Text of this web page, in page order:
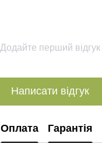
Додайте перший відгук
Написати відгук
Оплата Гарантія